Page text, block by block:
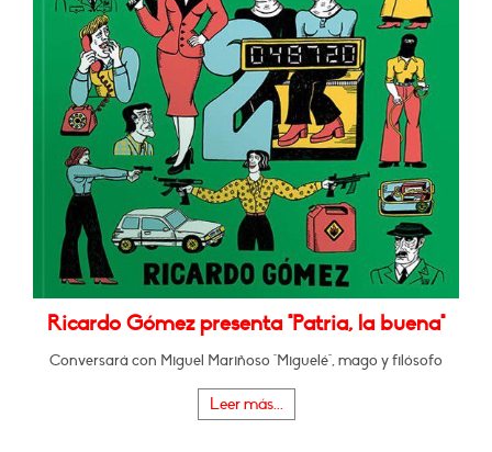
Ricardo Gómez presenta "Patria, la buena"
Conversará con Miguel Mariñoso "Miguelé", mago y filósofo
Leer más...